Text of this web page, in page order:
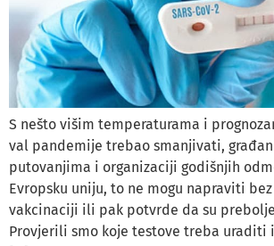
S nešto višim temperaturama i
val pandemije trebao smanjivati,
putovanjima i organizaciji godišnjih
Evropsku uniju, to ne mogu napraviti
vakcinaciji ili pak potvrde da su
Provjerili smo koje testove treba uraditi